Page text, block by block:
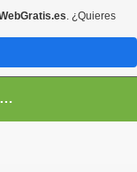
Libros y Audiolibros Para emprendedores
. ¿Quieres